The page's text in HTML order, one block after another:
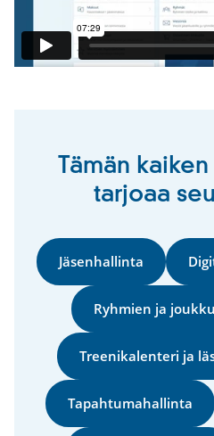
Tämän
tarjoaa
Jäsenhallinta
Ryhmien ja
Treenikalenteri ja
Tapahtumahallinta